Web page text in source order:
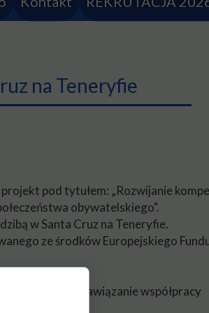
na Teneryfie
pod tytułem: „Rozwijanie
obywatelskiego".
w Santa Cruz na Teneryfie.
ze środków Europejskiego
szkoły i nawiązanie współpracy